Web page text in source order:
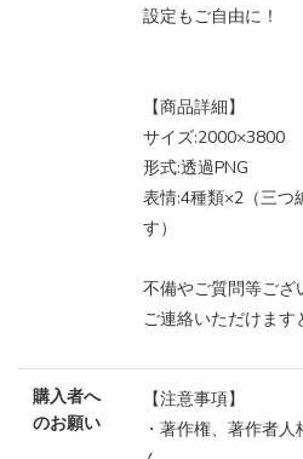
設定もご自由に！
【商品詳細】
サイズ:2000×3800
形式:透過PNG
表情:4種類×2（三つ
す）
不備やご質問等ござ
ご連絡いただけます
購入者へ
のお願い
【注意事項】
・著作権、著作者